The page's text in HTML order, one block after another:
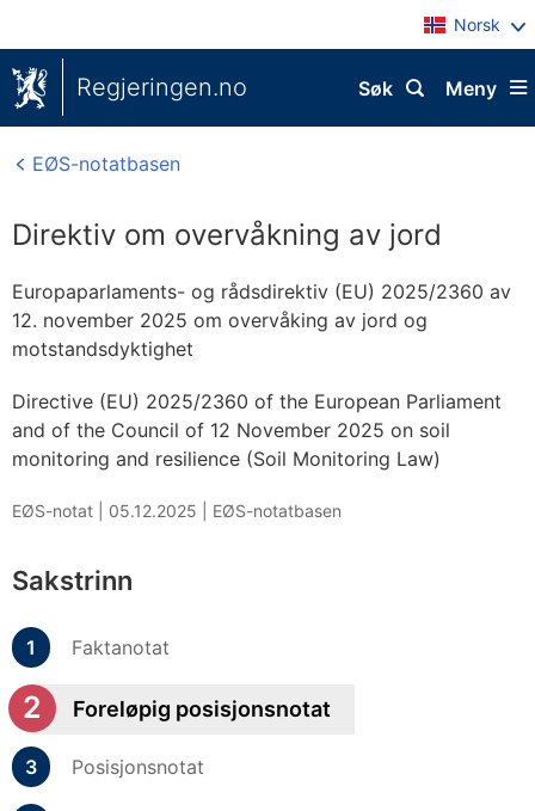
Norsk
Regjeringen.no Meny
Søk
EØS-notatbasen
Direktiv om overvåkning av jord
Europaparlaments- og rådsdirektiv (EU) 2025/2360 av
12. november 2025 om overvåking av jord og
motstandsdyktighet
Directive (EU) 2025/2360 of the European Parliament
and of the Council of 12 November 2025 on soil
monitoring and resilience (Soil Monitoring Law)
EØS-notat | 05.12.2025 EØS-notatbasen
Sakstrinn
Faktanotat
Foreløpig posisjonsnotat
Posisjonsnotat